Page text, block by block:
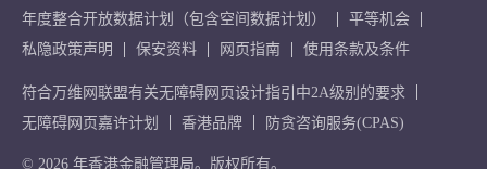
年度整合开放数据计划（包含空间数据计划）
平等机会
私隐政策声明
保安资料 网页指南 使用条款及条件
符合万维网联盟有关无障碍网页设计指引中2A级别的要求
无障碍网页嘉许计划
香港品牌 防贪咨询服务(CPAS)
© 2026 年香港金融管理局。版权所有。